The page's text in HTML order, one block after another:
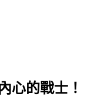
心的戰士！